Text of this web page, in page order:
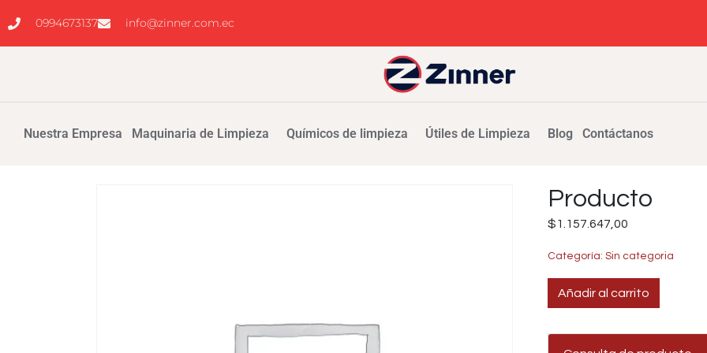
0994673137 info@zinner.com.ec
Nuestra Empresa Maquinaria de Limpieza Químicos de limpieza Útiles de Limpieza Blog Contáctanos
Producto
$1.157.647,00
Categoría: Sin categoria
Añadir al carrito